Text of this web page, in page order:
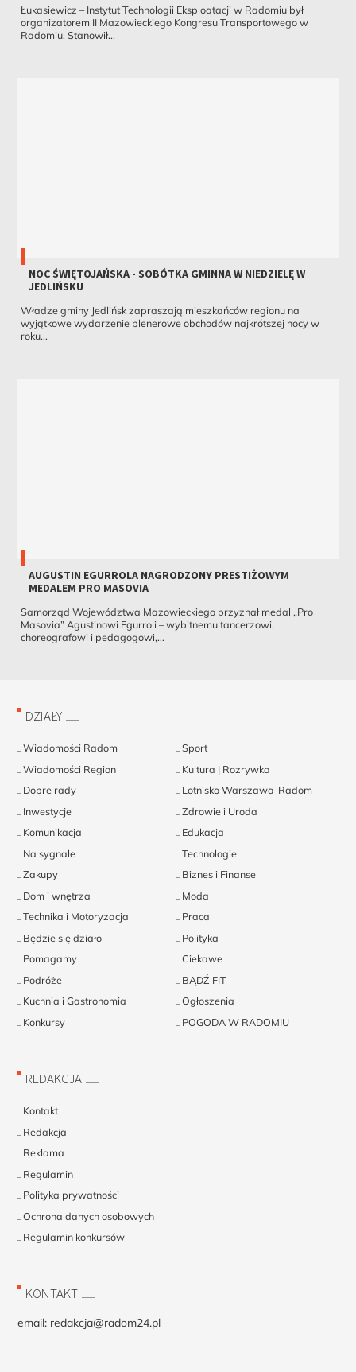
Łukasiewicz – Instytut Technologii Eksploatacji w Radomiu był
organizatorem II Mazowieckiego Kongresu Transportowego w
Radomiu. Stanowił...
NOC ŚWIĘTOJAŃSKA - SOBÓTKA GMINNA W NIEDZIELĘ W
JEDLIŃSKU
Władze gminy Jedlińsk zapraszają mieszkańców regionu na
wyjątkowe wydarzenie plenerowe obchodów najkrótszej nocy w
roku...
AUGUSTIN EGURROLA NAGRODZONY PRESTIŻOWYM
MEDALEM PRO MASOVIA
Samorząd Województwa Mazowieckiego przyznał medal „Pro
Masovia” Agustinowi Egurroli – wybitnemu tancerzowi,
choreografowi i pedagogowi,...
DZIAŁY
Wiadomości Radom
Sport
Wiadomości Region
Kultura | Rozrywka
Dobre rady
Lotnisko Warszawa-Radom
Inwestycje
Zdrowie i Uroda
Komunikacja
Edukacja
Na sygnale
Technologie
Zakupy
Biznes i Finanse
Dom i wnętrza
Moda
Technika i Motoryzacja
Praca
Będzie się działo
Polityka
Pomagamy
Ciekawe
Podróże
BĄDŹ FIT
Kuchnia i Gastronomia
Ogłoszenia
Konkursy
POGODA W RADOMIU
REDAKCJA
Kontakt
Redakcja
Reklama
Regulamin
Polityka prywatności
Ochrona danych osobowych
Regulamin konkursów
KONTAKT
email: redakcja@radom24.pl